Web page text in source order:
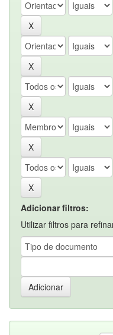
Adicionar filtros:
Utilizar filtros para